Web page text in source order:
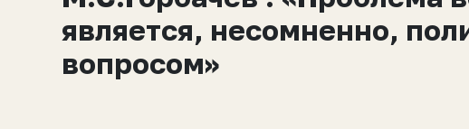
является, несомненно,
вопросом»